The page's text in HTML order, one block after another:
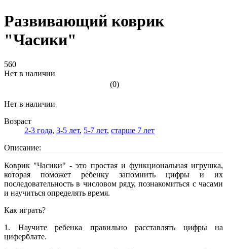
Развивающий коврик
"Часики"
560
Нет в наличии
(0)
Нет в наличии
Возраст
2-3 года, 3-5 лет, 5-7 лет, старше 7 лет
Описание:
Коврик "Часики" - это простая и функциональная игрушка,
которая поможет ребенку запомнить цифры и их
последовательность в числовом ряду, познакомиться с часами
и научиться определять время.
Как играть?
1. Научите ребенка правильно расставлять цифры на
циферблате.